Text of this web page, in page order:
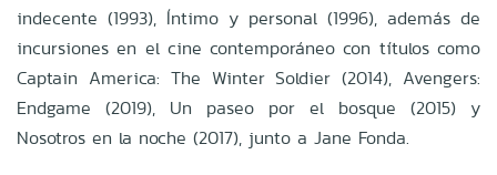
indecente (1993), Íntimo y personal (1996), además de
incursiones en el cine contemporáneo con títulos como
Captain America: The Winter Soldier (2014), Avengers:
Endgame (2019), Un paseo por el bosque (2015) y
Nosotros en la noche (2017), junto a Jane Fonda.